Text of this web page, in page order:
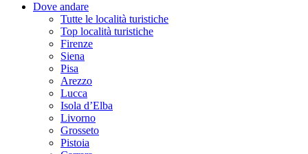
Dove andare
Tutte le località turistiche
Top località turistiche
Firenze
Siena
Pisa
Arezzo
Lucca
Isola d’Elba
Livorno
Grosseto
Pistoia